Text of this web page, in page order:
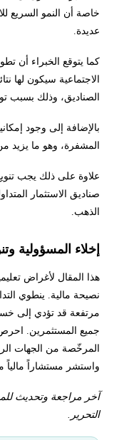
خاصة أن النمو السريع
عديدة.
كما يتوقع الخبراء أن
الاجتماعية سيكون لها
الصناديق، وذلك بسبب
بالإضافة إلى وجود
المشفرة، وهو ما يزيد
علاوة على ذلك يجب
صناديق الاستثمار
الذهب.
إخلاء المسؤولية
هذا المقال لأغراض
نصيحة مالية. ينطوي
مرتفعة قد تؤدي إلى
جميع المستثمرين.
المرخّصة من الجهات
واستشر مستشاراً مالياً
التحرير.